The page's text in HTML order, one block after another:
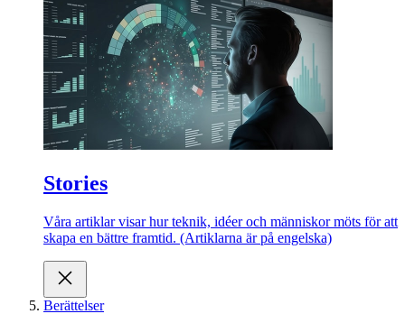
Stories
Våra artiklar visar hur teknik, idéer och människor möts för att
skapa en bättre framtid. (Artiklarna är på engelska)
Berättelser